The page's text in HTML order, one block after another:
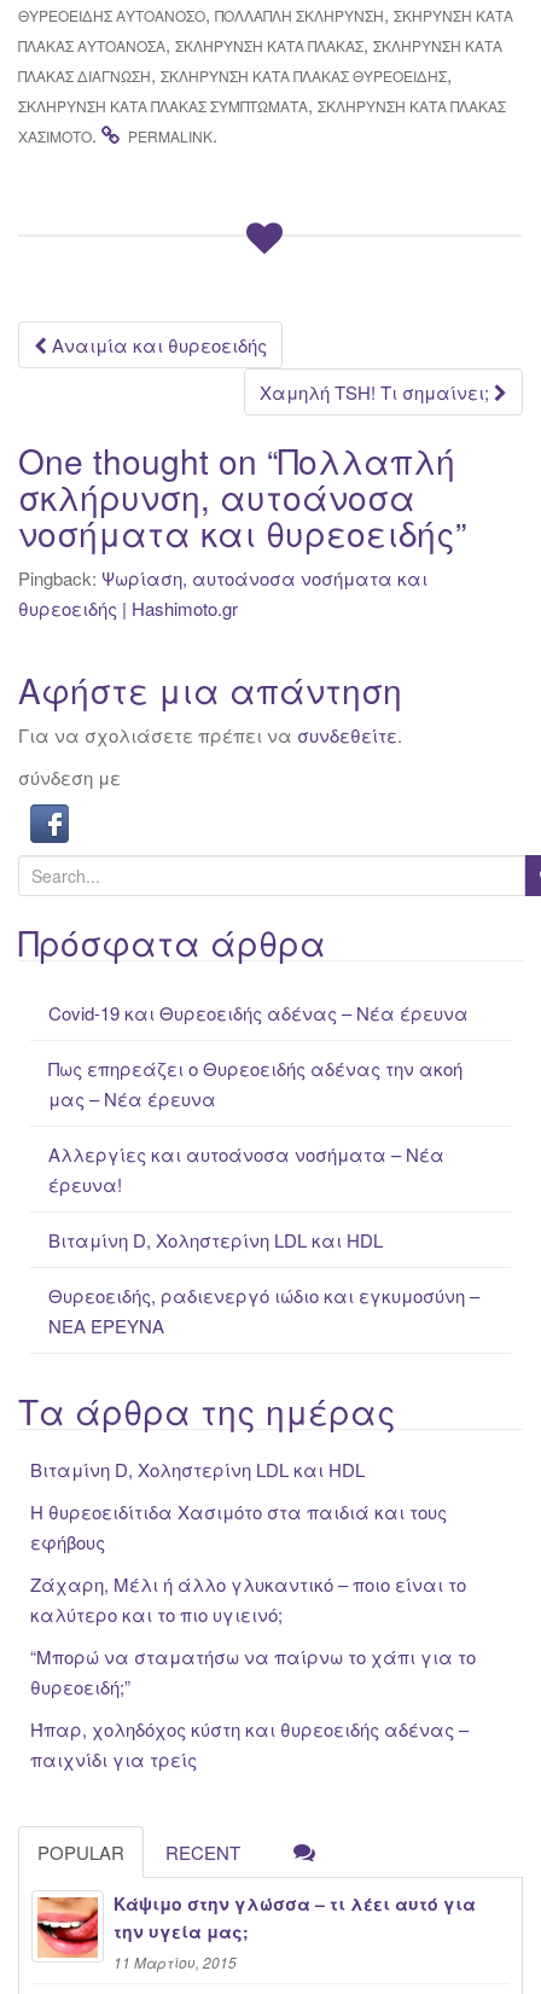
ΘΥΡΕΟΕΙΔΉΣ ΑΥΤΟΆΝΟΣΟ, ΠΟΛΛΑΠΛΉ ΣΚΛΉΡΥΝΣΗ, ΣΚΉΡΥΝΣΗ ΚΑΤΆ
ΠΛΆΚΑΣ ΑΥΤΟΆΝΟΣΑ, ΣΚΛΗΡΥΝΣΗ ΚΑΤΆ ΠΛΆΚΑΣ, ΣΚΛΉΡΥΝΣΗ ΚΑΤΆ
ΠΛΆΚΑΣ ΔΙΆΓΝΩΣΗ, ΣΚΛΉΡΥΝΣΗ ΚΑΤΆ ΠΛΆΚΑΣ ΘΥΡΕΟΕΙΔΉΣ,
ΣΚΛΉΡΥΝΣΗ ΚΑΤΆ ΠΛΆΚΑΣ ΣΥΜΠΤΏΜΑΤΑ, ΣΚΛΉΡΥΝΣΗ ΚΑΤΆ ΠΛΆΚΑΣ
ΧΑΣΙΜΌΤΟ. PERMALINK.
Post
navigation
Αναιμία και θυρεοειδής
Χαμηλή TSH! Τι σημαίνει;
One thought on “Πολλαπλή
σκλήρυνση, αυτοάνοσα
νοσήματα και θυρεοειδής”
Pingback: Ψωρίαση, αυτοάνοσα νοσήματα και
θυρεοειδής | Hashimoto.gr
Αφήστε μια απάντηση
Για να σχολιάσετε πρέπει να συνδεθείτε.
σύνδεση με
e
a
rΠρόσφατα άρθρα
Covid-19 και Θυρεοειδής αδένας – Νέα έρευνα
Πως επηρεάζει ο Θυρεοειδής αδένας την ακοή
μας – Νέα έρευνα
Αλλεργίες και αυτοάνοσα νοσήματα – Νέα
έρευνα!
Βιταμίνη D, Χοληστερίνη LDL και HDL
Θυρεοειδής, ραδιενεργό ιώδιο και εγκυμοσύνη –
ΝΕΑ ΈΡΕΥΝΑ
Τα άρθρα της ημέρας
Βιταμίνη D, Χοληστερίνη LDL και HDL
Η θυρεοειδίτιδα Χασιμότο στα παιδιά και τους
εφήβους
Ζάχαρη, Μέλι ή άλλο γλυκαντικό – ποιο είναι το
καλύτερο και το πιο υγιεινό;
“Μπορώ να σταματήσω να παίρνω το χάπι για το
θυρεοειδή;”
Ήπαρ, χοληδόχος κύστη και θυρεοειδής αδένας –
παιχνίδι για τρείς
POPULAR RECENT
Κάψιμο στην γλώσσα – τι λέει αυτό για
την υγεία μας;
11 Μαρτίου, 2015